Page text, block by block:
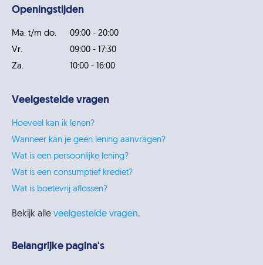
Openingstijden
Ma. t/m do.
09:00 - 20:00
Vr.
09:00 - 17:30
Za.
10:00 - 16:00
Veelgestelde vragen
Hoeveel kan ik lenen?
Wanneer kan je geen lening aanvragen?
Wat is een persoonlijke lening?
Wat is een consumptief krediet?
Wat is boetevrij aflossen?
Bekijk alle veelgestelde vragen.
Belangrijke pagina's